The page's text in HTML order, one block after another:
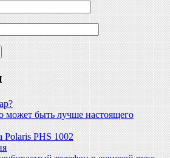
может быть лучше настоящего
PHS 1002